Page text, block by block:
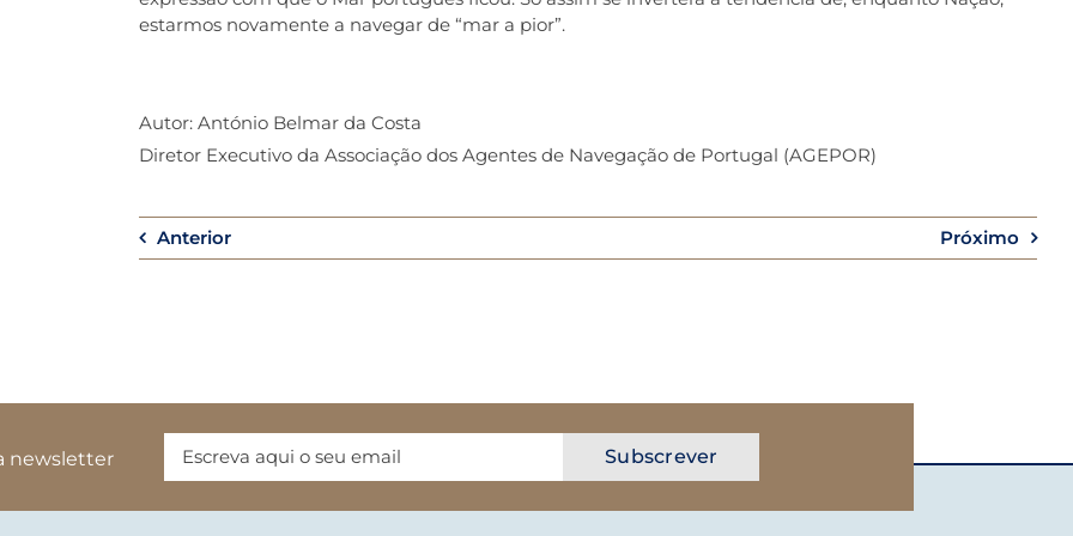
estarmos novamente a navegar de “mar a pior”.
Autor: António Belmar da Costa
Diretor Executivo da Associação dos Agentes de Navegação de Portugal (AGEPOR)
Anterior Próximo
newsletter